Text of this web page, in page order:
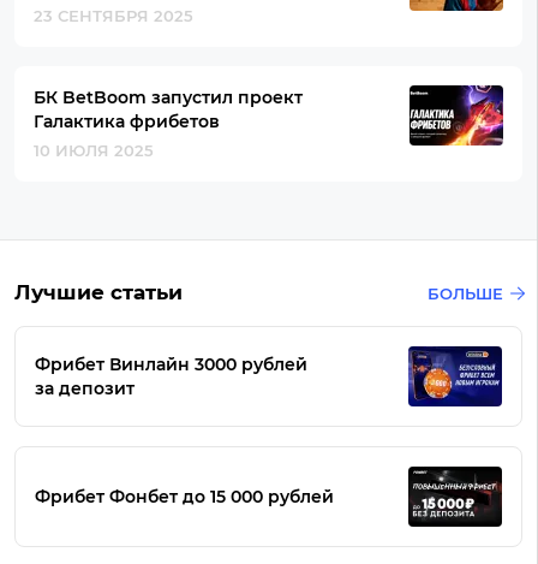
23 СЕНТЯБРЯ 2025
БК BetBoom запустил проект
Галактика фрибетов
10 ИЮЛЯ 2025
Лучшие статьи БОЛЬШЕ
Фрибет Винлайн 3000 рублей
за депозит
Фрибет Фонбет до 15 000 рублей